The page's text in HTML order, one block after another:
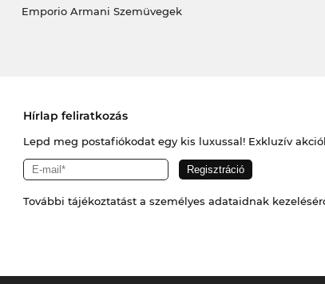
Emporio Armani Szemüvegek
Hírlap feliratkozás
Lepd meg postafiókodat egy kis luxussal! Exkluzív
További tájékoztatást a személyes adataidnak